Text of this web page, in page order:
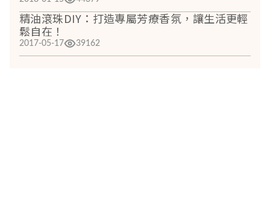
精油滾珠DIY：打造專屬芳療香氛，讓生活更輕
鬆自在！
2017-05-17 39162